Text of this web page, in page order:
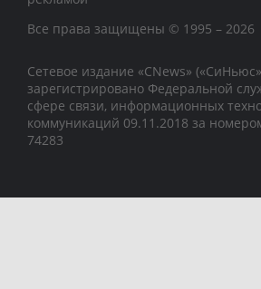
Все права защищены © 1995 – 2026
Сетевое издание «CNews»
зарегистрировано Федеральной
сфере связи, информационных
коммуникаций 09.11.2018 за
74283